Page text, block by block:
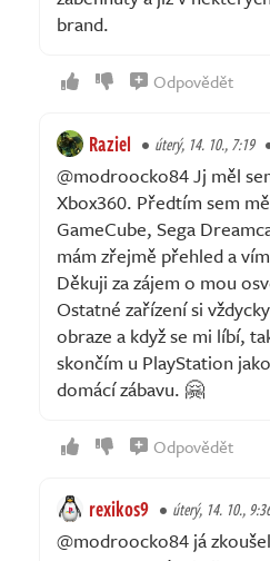
brand.
Odpovědět
Raziel úterý, 14. 10., 7:19
@modroocko84 Jj měl
Xbox360. Předtím sem
GameCube, Sega
mám zřejmě přehled a
Děkuji za zájem o mou
Ostatné zařízení si
obraze a když se mi líbí,
skončím u PlayStation
domácí zábavu. 🤗
Odpovědět
rexikos9 úterý, 14. 10.,
@modroocko84 já